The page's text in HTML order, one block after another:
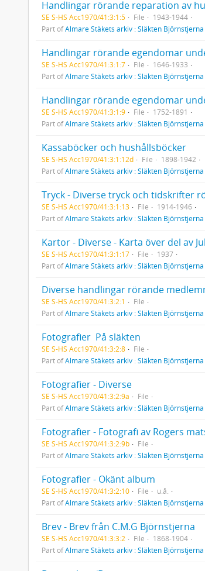
Handlingar rörande reparation av
SE S-HS Acc1970/41:3:1:5 File
1943-1944
Part ofAlmare Stäkets arkiv : Släkten Björnstjerna
Handlingar rörande egendomar
SE S-HS Acc1970/41:3:1:7 File
1646-1933
Part ofAlmare Stäkets arkiv : Släkten Björnstjerna
Handlingar rörande egendomar
SE S-HS Acc1970/41:3:1:9 File
1752-1891
Part ofAlmare Stäkets arkiv : Släkten Björnstjerna
Kassaböcker och hushållsböcker
SE S-HS Acc1970/41:3:1:12d File
1898-1942
Part ofAlmare Stäkets arkiv : Släkten Björnstjerna
Tryck - Diverse tryck och tidskrifter
SE S-HS Acc1970/41:3:1:13 File
1914-1946
Part ofAlmare Stäkets arkiv : Släkten Björnstjerna
Kartor - Diverse - Karta över del av
SE S-HS Acc1970/41:3:1:17 File
1937
Part ofAlmare Stäkets arkiv : Släkten Björnstjerna
Diverse handlingar rörande
SE S-HS Acc1970/41:3:2:1
File
Part ofAlmare Stäkets arkiv : Släkten Björnstjerna
Fotografier  På släkten
SE S-HS Acc1970/41:3:2:8
File
Part ofAlmare Stäkets arkiv : Släkten Björnstjerna
Fotografier - Diverse
SE S-HS Acc1970/41:3:2:9a
File
Part ofAlmare Stäkets arkiv : Släkten Björnstjerna
Fotografier - Fotografi av Rogers
SE S-HS Acc1970/41:3:2:9b
File
Part ofAlmare Stäkets arkiv : Släkten Björnstjerna
Fotografier - Okänt album
SE S-HS Acc1970/41:3:2:10 File
u.å.
Part ofAlmare Stäkets arkiv : Släkten Björnstjerna
Brev - Brev från C.M.G Björnstjerna
SE S-HS Acc1970/41:3:3:2 File
1868-1904
Part ofAlmare Stäkets arkiv : Släkten Björnstjerna